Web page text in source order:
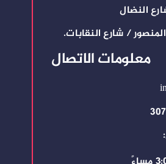
النضال
/ شارع النقابات.
معلومات الاتصال